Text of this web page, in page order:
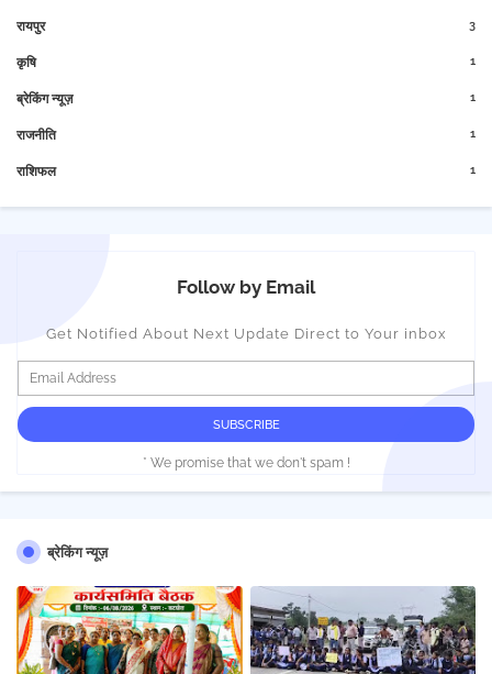
रायपुर 3
कृषि 1
ब्रेकिंग न्यूज़ 1
राजनीति 1
राशिफल 1
Follow by Email
Get Notified About Next Update Direct to Your inbox
* We promise that we don't spam !
ब्रेकिंग न्यूज़